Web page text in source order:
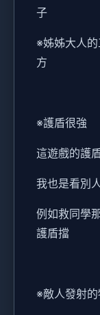
子
※姊姊大人
方
※護盾很強
這遊戲的護
我也是看別
例如救同學
護盾擋
※敵人發射